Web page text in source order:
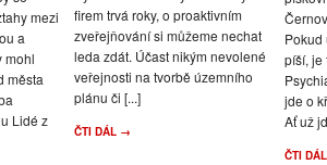
mezi
a
mohl
města
Lidé z
firem trvá roky, o proaktivním
zveřejňování si můžeme nechat
leda zdát. Účast nikým nevolené
veřejnosti na tvorbě územního
plánu či [...]
ČTI DÁL →
Pokud
píší, je
jde o
Ať už
ČTI